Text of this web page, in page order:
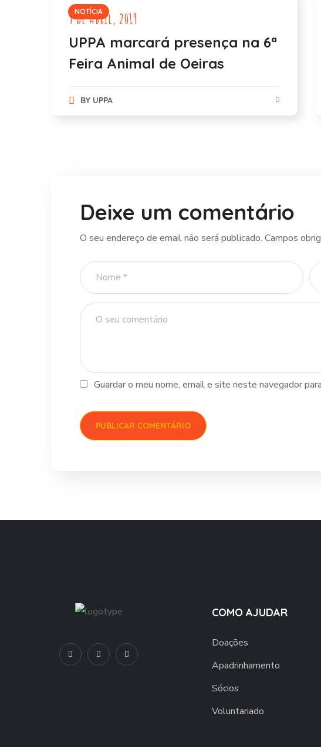
NOTÍCIA
9 de Abril, 2019
UPPA marcará presença na 6ª
Feira Animal de Oeiras
BY UPPA
Deixe um comentário
O seu endereço de email não será publicado. Campos
Guardar o meu nome, email e site neste navegador
COMO AJUDAR
Doações
Apadrinhamento
Sócios
Voluntariado